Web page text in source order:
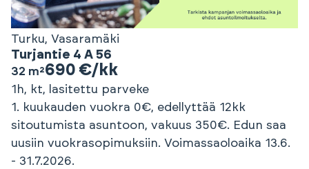
Turku, Vasaramäki
Turjantie 4 A 56
32 m²690 €/kk
1h, kt, lasitettu parveke
1. kuukauden vuokra 0€, edellyttää 12kk
sitoutumista asuntoon, vakuus 350€. Edun saa
uusiin vuokrasopimuksiin. Voimassaoloaika 13.6.
- 31.7.2026.